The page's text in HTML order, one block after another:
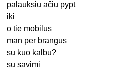
palauksiu ačiū pypt
iki
o tie mobilūs
man per brangūs
su kuo kalbu?
su savimi